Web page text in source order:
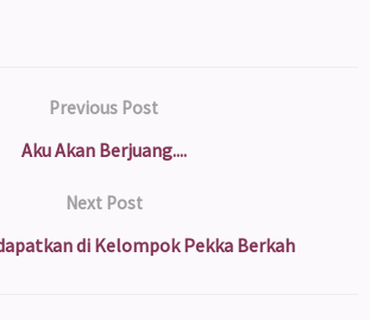
Previous Post
Aku Akan Berjuang....
Next Post
di Kelompok Pekka Berkah